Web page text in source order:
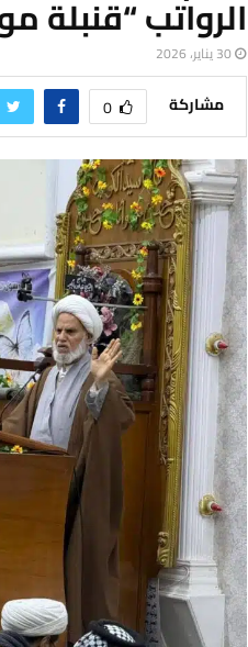
الرواتب “قنبلة
30 يناير، 2026
مشاركة 0